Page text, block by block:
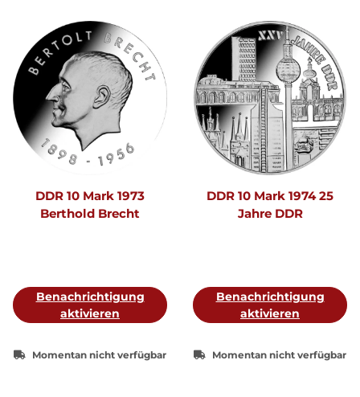
DDR 10 Mark 1973
Berthold Brecht
Benachrichtigung
aktivieren
Momentan nicht verfügbar
DDR 10 Mark 1974 25
Jahre DDR
Benachrichtigung
aktivieren
Momentan nicht verfügbar